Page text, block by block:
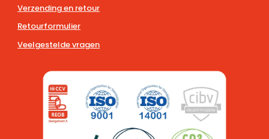
Verzending en retour
Retourformulier
Veelgestelde vragen